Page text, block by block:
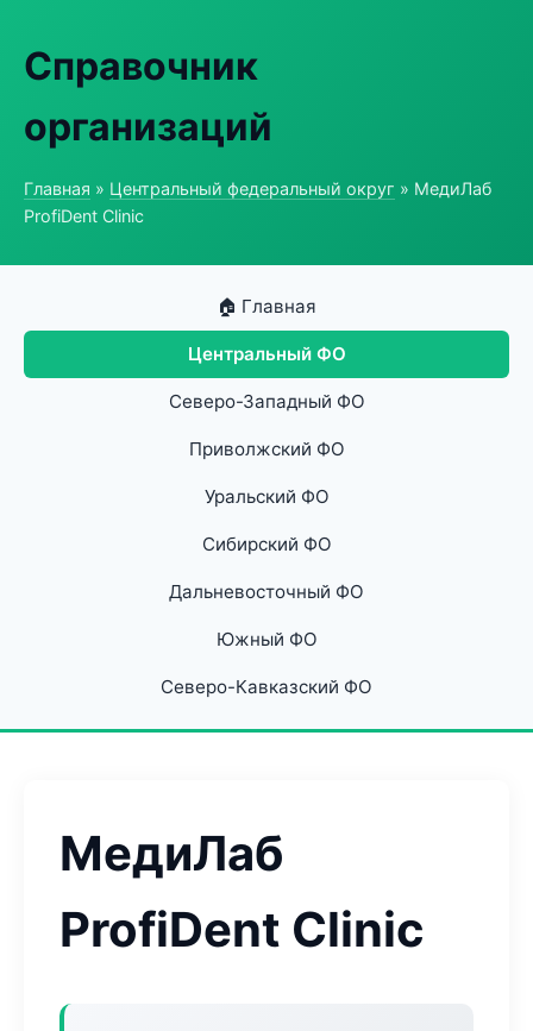
Справочник
организаций
Главная » Центральный федеральный округ » МедиЛаб
ProfiDent Clinic
🏠 Главная
Центральный ФО
Северо-Западный ФО
Приволжский ФО
Уральский ФО
Сибирский ФО
Дальневосточный ФО
Южный ФО
Северо-Кавказский ФО
МедиЛаб
ProfiDent Clinic